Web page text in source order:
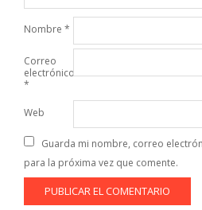
Nombre *
Correo
electrónico
*
Web
Guarda mi nombre, correo
para la próxima vez que comente.